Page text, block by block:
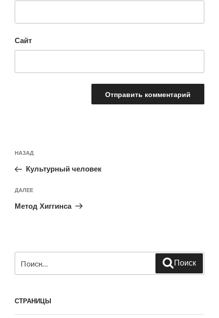
Сайт
по
записям
Предыдущая
запись:
НАЗАД
Культурный человек
Следующая
запись
ДАЛЕЕ
Метод Хиггинса
Поиск
СТРАНИЦЫ